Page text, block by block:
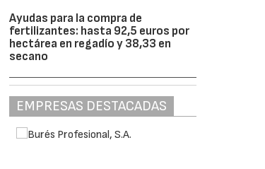
Ayudas para la compra de
fertilizantes: hasta 92,5 euros por
hectárea en regadío y 38,33 en
secano
EMPRESAS DESTACADAS